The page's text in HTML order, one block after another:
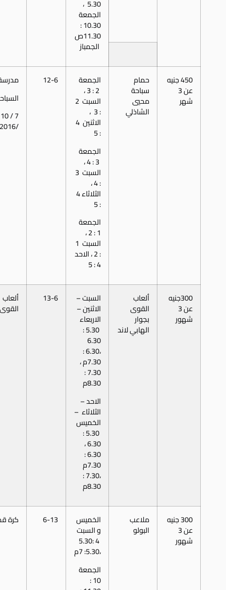
5.30 ،
الجمعة
10.30 :
11.30ص
الجمباز
450 جنيه
عن 3
شهر
حمام
سباحة
محيي
الشاذلي
الجمعة
2 : 3 ،
السبت 2
: 3 ،
الاثنين 4
: 5
الجمعة
3 : 4 ،
السبت 3
: 4 ،
الثلاثاء 4
: 5
الجمعة
1 : 2 ،
السبت 1
: 2 ، الاحد
4 : 5
12-6
7 / 10
/2016
300جنيه
عن 3
شهور
ألعاب
القوى
بجوار
الهابي لاند
السبت –
الاثنين –
الاربعاء
5.30 :
6.30
،6.30 :
7.30م ،
7.30 :
8.30م
الاحد –
الثلاثاء –
الخميس
5.30 :
6.30 ،
6.30 :
7.30م
،7.30 :
8.30م
13-6 ألعاب
القوى
300 جنيه
عن 3
شهور
ملاعب
البولو
الخميس
و السبت
4 :5.30
،5.30: 7م
الجمعة
10 :
6-13 كرة